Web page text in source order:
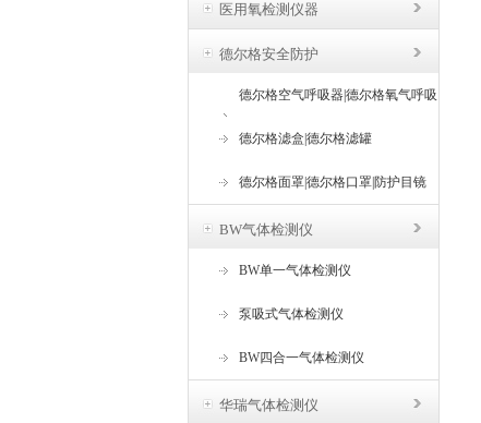
医用氧检测仪器
德尔格安全防护
德尔格空气呼吸器|德尔格氧气呼吸
器
德尔格滤盒|德尔格滤罐
德尔格面罩|德尔格口罩|防护目镜
BW气体检测仪
BW单一气体检测仪
泵吸式气体检测仪
BW四合一气体检测仪
华瑞气体检测仪